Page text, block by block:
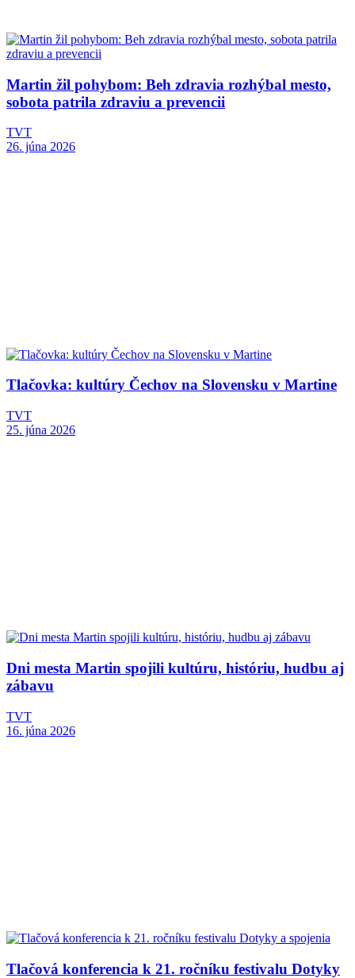
Martin žil pohybom: Beh zdravia rozhýbal mesto,
sobota patrila zdraviu a prevencii
TVT
26. júna 2026
Tlačovka: kultúry Čechov na Slovensku v Martine
TVT
25. júna 2026
Dni mesta Martin spojili kultúru, históriu, hudbu aj
zábavu
TVT
16. júna 2026
Tlačová konferencia k 21. ročníku festivalu Dotyky